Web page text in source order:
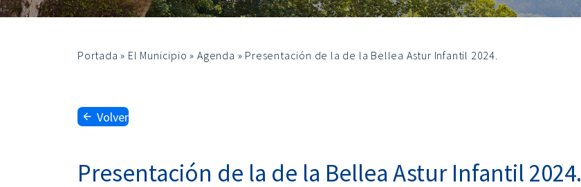
Portada » El Municipio »Agenda » Presentación de la de la Bellea Astur Infantil 2024.
Volver
Presentación de la de la Bellea Astur Infantil 2024.